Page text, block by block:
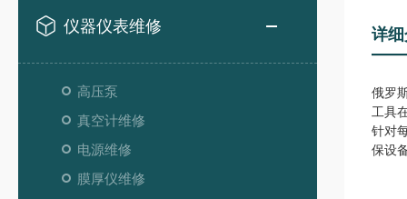
仪器仪表维修
高压泵
真空计维修
电源维修
膜厚仪维修
详
俄罗
工具
针对
保设